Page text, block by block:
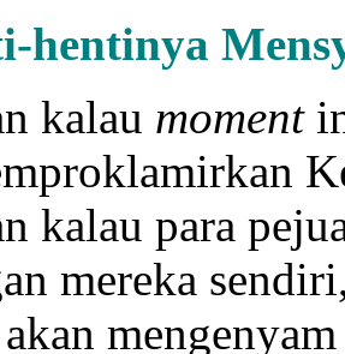
-hentinya M
kalau moment
kalau para
mereka